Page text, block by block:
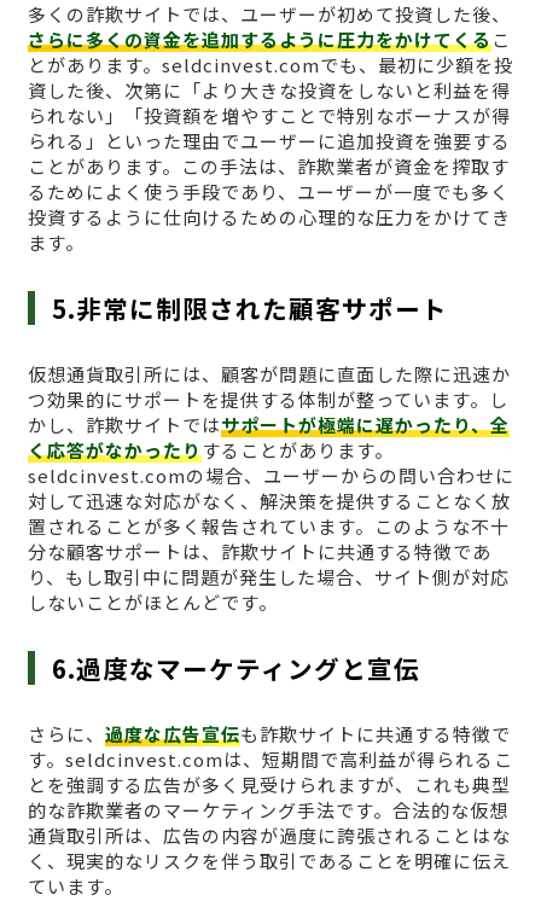
多くの詐欺サイトでは、ユーザーが初めて投資した後、
さらに多くの資金を追加するように圧力をかけてくるこ
とがあります。seldcinvest.comでも、最初に少額を投
資した後、次第に「より大きな投資をしないと利益を得
られない」「投資額を増やすことで特別なボーナスが得
られる」といった理由でユーザーに追加投資を強要する
ことがあります。この手法は、詐欺業者が資金を搾取す
るためによく使う手段であり、ユーザーが一度でも多く
投資するように仕向けるための心理的な圧力をかけてき
ます。
5.非常に制限された顧客サポート
仮想通貨取引所には、顧客が問題に直面した際に迅速か
つ効果的にサポートを提供する体制が整っています。し
かし、詐欺サイトではサポートが極端に遅かったり、全
く応答がなかったりすることがあります。
seldcinvest.comの場合、ユーザーからの問い合わせに
対して迅速な対応がなく、解決策を提供することなく放
置されることが多く報告されています。このような不十
分な顧客サポートは、詐欺サイトに共通する特徴であ
り、もし取引中に問題が発生した場合、サイト側が対応
しないことがほとんどです。
6.過度なマーケティングと宣伝
さらに、 過度な広告宣伝も詐欺サイトに共通する特徴で
す。seldcinvest.comは、短期間で高利益が得られるこ
とを強調する広告が多く見受けられますが、これも典型
的な詐欺業者のマーケティング手法です。合法的な仮想
通貨取引所は、広告の内容が過度に誇張されることはな
く、現実的なリスクを伴う取引であることを明確に伝え
ています。